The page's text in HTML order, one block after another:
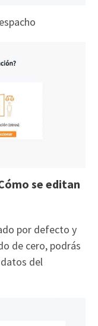
se editan
por defecto y
de cero, podrás
del